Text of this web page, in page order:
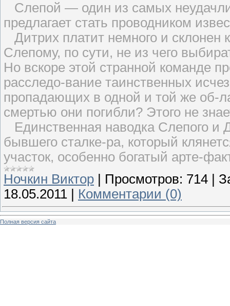
Слепой — один из самых
предлагает стать проводником
Дитрих платит немного и склонен
Слепому, по сути, не из чего
Но вскоре этой странной команде
расследо-вание таинственных
пропадающих в одной и той же об-
смертью они погибли? Этого не
Единственная наводка Слепого и
бывшего сталке-ра, который
участок, особенно богатый арте-
Ночкин Виктор
Просмотров: 714
18.05.2011
Комментарии (0)
Полная версия сайта